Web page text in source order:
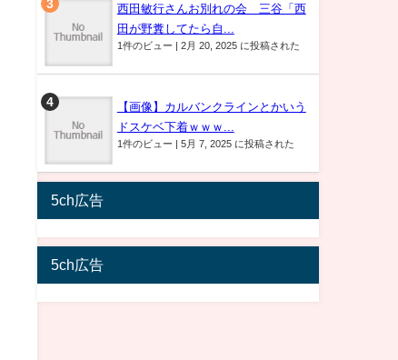
西田敏行さんお別れの会 三谷「西
田が野糞してたら自...
1件のビュー | 2月 20, 2025 に投稿された
【画像】カルバンクラインとかいう
ドスケベ下着ｗｗｗ...
1件のビュー | 5月 7, 2025 に投稿された
5ch広告
5ch広告